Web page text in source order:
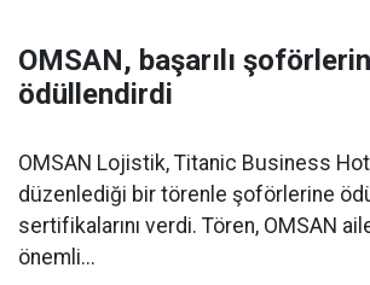
OMSAN, başarılı
ödüllendirdi
OMSAN Lojistik, Titanic Business
düzenlediği bir törenle şoförlerine
sertifikalarını verdi. Tören, OMSAN
önemli...